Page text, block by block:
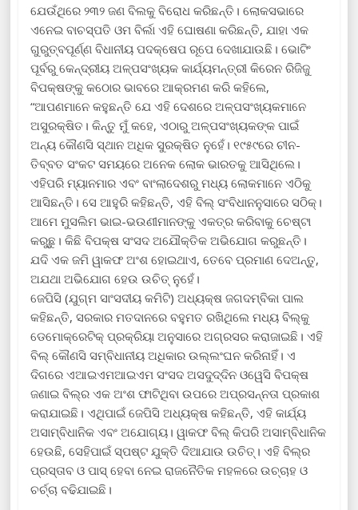
ଯେଉଁଥିରେ ୨୩୨ ଜଣ ବିଲକୁ ବିରୋଧ କରିଛନ୍ତି। ଲୋକସଭାରେ
ଏନେଇ ବାଚସ୍ପତି ଓମ ବିର୍ଲା ଏହି ଘୋଷଣା କରିଛନ୍ତି, ଯାହା ଏକ
ଗୁରୁତ୍ବପୂର୍ଣ୍ଣ ବିଧାନୀୟ ପଦକ୍ଷେପ ରୂପେ ଦେଖାଯାଉଛି। ଭୋଟିଂ
ପୂର୍ବରୁ କେନ୍ଦ୍ରୀୟ ଅଳ୍ପସଂଖ୍ୟକ କାର୍ଯ୍ୟମନ୍ତ୍ରୀ କିରେନ ରିଜିଜୁ
ବିପକ୍ଷଙ୍କୁ କଠୋର ଭାବରେ ଆକ୍ରମଣ କରି କହିଲେ,
“ଆପଣମାନେ କହୁଛନ୍ତି ଯେ ଏହି ଦେଶରେ ଅଳ୍ପସଂଖ୍ୟକମାନେ
ଅସୁରକ୍ଷିତ। କିନ୍ତୁ ମୁଁ କହେ, ଏଠାରୁ ଅଳ୍ପସଂଖ୍ୟକଙ୍କ ପାଇଁ
ଅନ୍ୟ କୌଣସି ସ୍ଥାନ ଅଧିକ ସୁରକ୍ଷିତ ନୁହେଁ। ୧୯୫୯ରେ ଚୀନ-
ତିବ୍ବତ ସଂକଟ ସମୟରେ ଅନେକ ଲୋକ ଭାରତକୁ ଆସିଥିଲେ।
ଏହିପରି ମ୍ୟାନମାର ଏବଂ ବାଂଲାଦେଶରୁ ମଧ୍ୟ ଲୋକମାନେ ଏଠିକୁ
ଆସିଛନ୍ତି। ସେ ଆହୁରି କହିଛନ୍ତି, ଏହି ବିଲ୍ ସଂବିଧାନନୁସାରେ ସଠିକ୍‌।
ଆମେ ମୁସଲିମ ଭାଇ-ଭଉଣୀମାନଙ୍କୁ ଏକତ୍ର କରିବାକୁ ଚେଷ୍ଟା
କରୁଛୁ। କିଛି ବିପକ୍ଷ ସଂସଦ ଅଯୌକ୍ତିକ ଅଭିଯୋଗ କରୁଛନ୍ତି।
ଯଦି ଏକ ଜମି ୱାକଫ ଅଂଶ ହୋଇଥାଏ, ତେବେ ପ୍ରମାଣ ଦେଅନ୍ତୁ,
ଅଯଥା ଅଭିଯୋଗ ହେଉ ଉଚିତ୍‌ ନୁହେଁ।
ଜେପିସି (ଯୁଗ୍ମ ସାଂସଦୀୟ କମିଟି) ଅଧ୍ୟକ୍ଷ ଜଗଦମ୍ବିକା ପାଲ
କହିଛନ୍ତି, ସରକାର ମତଦାନରେ ବହୁମତ ରଖିଥିଲେ ମଧ୍ୟ ବିଲ୍‌କୁ
ଡେମୋକ୍ରେଟିକ୍ ପ୍ରକ୍ରିୟା ଅନୁସାରେ ଅଗ୍ରସର କରାଜାଇଛି। ଏହି
ବିଲ୍‌ କୌଣସି ସମ୍ବିଧାନୀୟ ଅଧିକାର ଉଲ୍ଲଂଘନ କରିନାହିଁ। ଏ
ଦିଗରେ ଏଆଇଏମଆଇଏମ ସଂସଦ ଅସଦୁଦ୍ଦିନ ଓୱେସି ବିପକ୍ଷ
ଜଣାଇ ବିଲ୍‌ର ଏକ ଅଂଶ ଫାଟିଥିବା ଉପରେ ଅପ୍ରସନ୍ନତା ପ୍ରକାଶ
କରାଯାଇଛି। ଏଥିପାଇଁ ଜେପିସି ଅଧ୍ୟକ୍ଷ କହିଛନ୍ତି, ଏହି କାର୍ଯ୍ୟ
ଅସାମ୍ବିଧାନିକ ଏବଂ ଅଯୋଗ୍ୟ। ୱାକଫ ବିଲ୍‌ କିପରି ଅସାମ୍ବିଧାନିକ
ହେଉଛି, ସେହିପାଇଁ ସ୍ପଷ୍ଟ ଯୁକ୍ତି ଦିଆଯାଉ ଉଚିତ୍‌। ଏହି ବିଲ୍‌ର
ପ୍ରସ୍ତାବ ଓ ପାସ୍‌ ହେବା ନେଇ ରାଜନୈତିକ ମହଳରେ ଉଚ୍ଚାହ ଓ
ଚର୍ଚ୍ଚା ବଢିଯାଇଛି।